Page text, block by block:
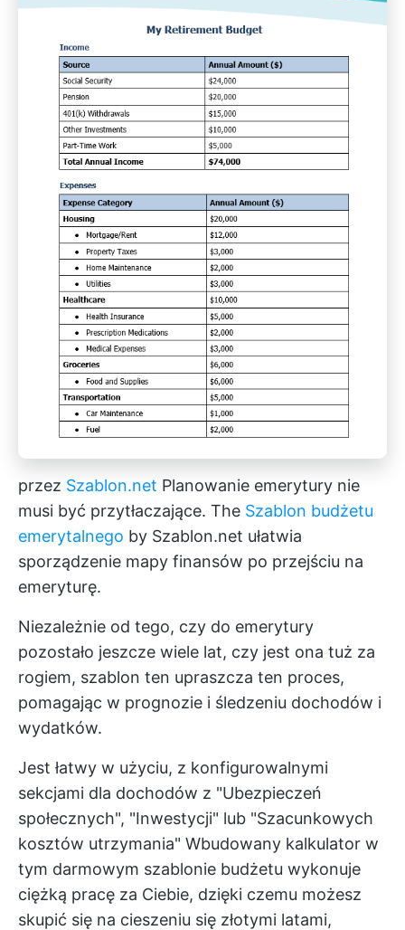
przez Szablon.net Planowanie emerytury nie
musi być przytłaczające. The Szablon budżetu
emerytalnego by Szablon.net ułatwia
sporządzenie mapy finansów po przejściu na
emeryturę.
Niezależnie od tego, czy do emerytury
pozostało jeszcze wiele lat, czy jest ona tuż za
rogiem, szablon ten upraszcza ten proces,
pomagając w prognozie i śledzeniu dochodów i
wydatków.
Jest łatwy w użyciu, z konfigurowalnymi
sekcjami dla dochodów z "Ubezpieczeń
społecznych", "Inwestycji" lub "Szacunkowych
kosztów utrzymania" Wbudowany kalkulator w
tym darmowym szablonie budżetu wykonuje
ciężką pracę za Ciebie, dzięki czemu możesz
skupić się na cieszeniu się złotymi latami,